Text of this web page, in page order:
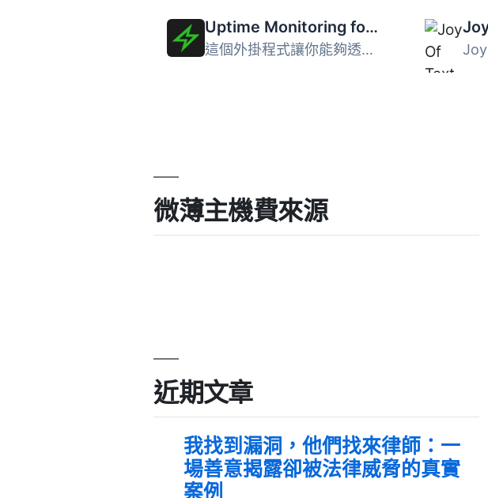
Uptime Monitoring for WordPress – My Website is Online
這個外掛程式讓你能夠透過提供一個設定頁面放置程式碼，更簡...
微薄主機費來源
近期文章
我找到漏洞，他們找來律師：一
場善意揭露卻被法律威脅的真實
案例